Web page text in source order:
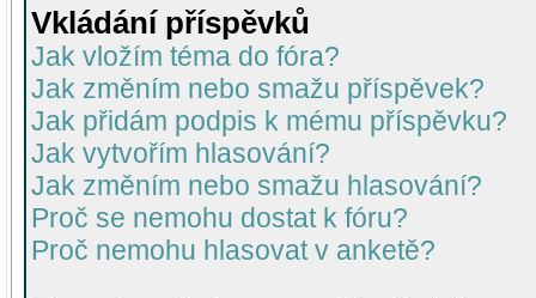
Vkládání příspěvků
Jak vložím téma do fóra?
Jak změním nebo smažu příspěvek?
Jak přidám podpis k mému příspěvku?
Jak vytvořím hlasování?
Jak změním nebo smažu hlasování?
Proč se nemohu dostat k fóru?
Proč nemohu hlasovat v anketě?